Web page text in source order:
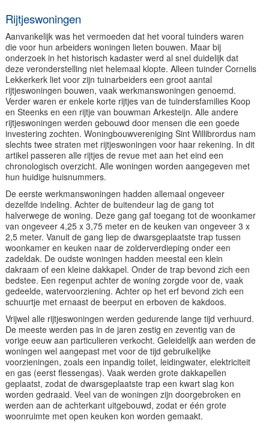
Rijtjeswoningen
Aanvankelijk was het vermoeden dat het vooral tuinders waren
die voor hun arbeiders woningen lieten bouwen. Maar bij
onderzoek in het historisch kadaster werd al snel duidelijk dat
deze veronderstelling niet helemaal klopte. Alleen tuinder Cornelis
Lekkerkerk liet voor zijn tuinarbeiders een groot aantal
rijtjeswoningen bouwen, vaak werkmanswoningen genoemd.
Verder waren er enkele korte rijtjes van de tuindersfamilies Koop
en Steenks en een rijtje van bouwman Arkesteijn. Alle andere
rijtjeswoningen werden gebouwd door mensen die een goede
investering zochten. Woningbouwvereniging Sint Willibrordus nam
slechts twee straten met rijtjeswoningen voor haar rekening. In dit
artikel passeren alle rijtjes de revue met aan het eind een
chronologisch overzicht. Alle woningen worden aangegeven met
hun huidige huisnummers.
De eerste werkmanswoningen hadden allemaal ongeveer
dezelfde indeling. Achter de buitendeur lag de gang tot
halverwege de woning. Deze gang gaf toegang tot de woonkamer
van ongeveer 4,25 x 3,75 meter en de keuken van ongeveer 3 x
2,5 meter. Vanuit de gang liep de dwarsgeplaatste trap tussen
woonkamer en keuken naar de zolderverdieping onder een
zadeldak. De oudste woningen hadden meestal een klein
dakraam of een kleine dakkapel. Onder de trap bevond zich een
bedstee. Een regenput achter de woning zorgde voor de, vaak
gedeelde, watervoorziening. Achter op het erf bevond zich een
schuurtje met ernaast de beerput en erboven de kakdoos.
Vrijwel alle rijtjeswoningen werden gedurende lange tijd verhuurd.
De meeste werden pas in de jaren zestig en zeventig van de
vorige eeuw aan particulieren verkocht. Geleidelijk aan werden de
woningen wel aangepast met voor de tijd gebruikelijke
voorzieningen, zoals een inpandig toilet, leidingwater, elektriciteit
en gas (eerst flessengas). Vaak werden grote dakkapellen
geplaatst, zodat de dwarsgeplaatste trap een kwart slag kon
worden gedraaid. Veel van de woningen zijn doorgebroken en
werden aan de achterkant uitgebouwd, zodat er één grote
woonruimte met open keuken kon worden gemaakt.